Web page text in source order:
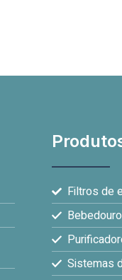
Filtros de
Sistemas